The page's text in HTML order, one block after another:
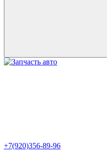
+7(920)356-89-96